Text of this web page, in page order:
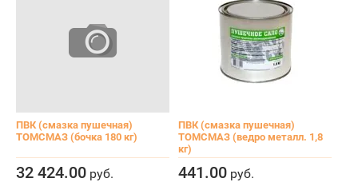
ПВК (смазка пушечная)
ТОМСМАЗ (бочка 180 кг)
Кол-во: −
32 424.00 руб.
ПВК (смазка пушечная)
ТОМСМАЗ (ведро металл. 1,8
кг)
Кол-во:
441.00 руб.